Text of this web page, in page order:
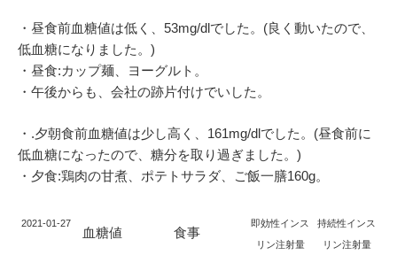
・昼食前血糖値は低く、53mg/dlでした。(良く動いたので、
低血糖になりました。)
・昼食:カップ麺、ヨーグルト。
・午後からも、会社の跡片付けでいした。
・.夕朝食前血糖値は少し高く、161mg/dlでした。(昼食前に
低血糖になったので、糖分を取り過ぎました。)
・夕食:鶏肉の甘煮、ポテトサラダ、ご飯一膳160g。
2021-01-27
血糖値 食事
即効性インス
リン注射量
持続性インス
リン注射量